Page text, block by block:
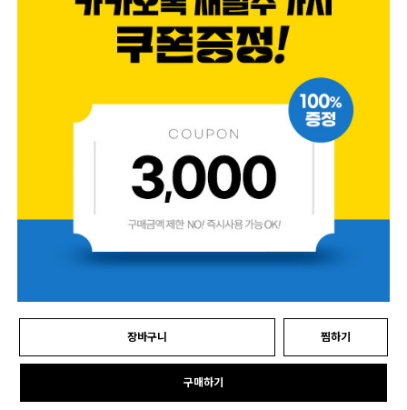
장바구니 찜하기
구매하기